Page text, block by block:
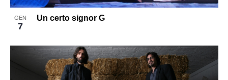
GEN
7
Un certo signor G